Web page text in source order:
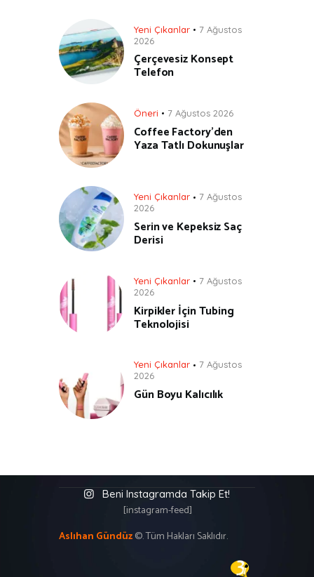
Yeni Çıkanlar
7 Ağustos
2026
Çerçevesiz Konsept
Telefon
Öneri 7 Ağustos 2026
Coffee Factory’den
Yaza Tatlı Dokunuşlar
Yeni Çıkanlar
7 Ağustos
2026
Serin ve Kepeksiz Saç
Derisi
Yeni Çıkanlar
7 Ağustos
2026
Kirpikler İçin Tubing
Teknolojisi
Yeni Çıkanlar
7 Ağustos
2026
Gün Boyu Kalıcılık
Beni Instagramda Takip Et!
[instagram-feed]
Aslıhan Gündüz©. Tüm Hakları Saklıdır.